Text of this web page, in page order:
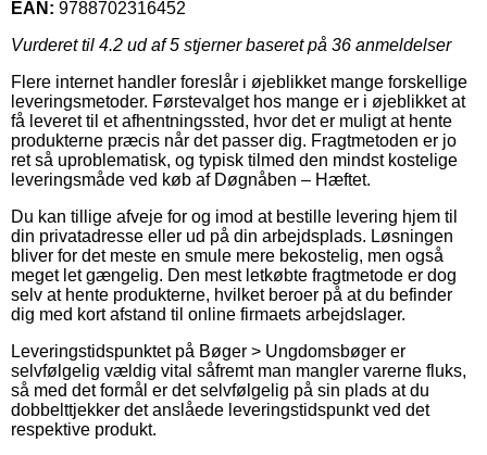
EAN: 9788702316452
Vurderet til 4.2 ud af 5 stjerner baseret på 36 anmeldelser
Flere internet handler foreslår i øjeblikket mange forskellige
leveringsmetoder. Førstevalget hos mange er i øjeblikket at
få leveret til et afhentningssted, hvor det er muligt at hente
produkterne præcis når det passer dig. Fragtmetoden er jo
ret så uproblematisk, og typisk tilmed den mindst kostelige
leveringsmåde ved køb af Døgnåben – Hæftet.
Du kan tillige afveje for og imod at bestille levering hjem til
din privatadresse eller ud på din arbejdsplads. Løsningen
bliver for det meste en smule mere bekostelig, men også
meget let gængelig. Den mest letkøbte fragtmetode er dog
selv at hente produkterne, hvilket beroer på at du befinder
dig med kort afstand til online firmaets arbejdslager.
Leveringstidspunktet på Bøger > Ungdomsbøger er
selvfølgelig vældig vital såfremt man mangler varerne fluks,
så med det formål er det selvfølgelig på sin plads at du
dobbelttjekker det anslåede leveringstidspunkt ved det
respektive produkt.